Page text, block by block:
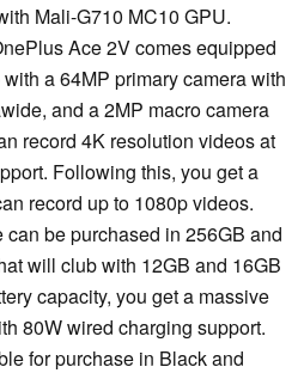
Mali-G710 MC10 GPU.
Ace 2V comes equipped
a 64MP primary camera with
and a 2MP macro camera
record 4K resolution videos at
Following this, you get a
record up to 1080p videos.
be purchased in 256GB and
will club with 12GB and 16GB
capacity, you get a massive
80W wired charging support.
for purchase in Black and